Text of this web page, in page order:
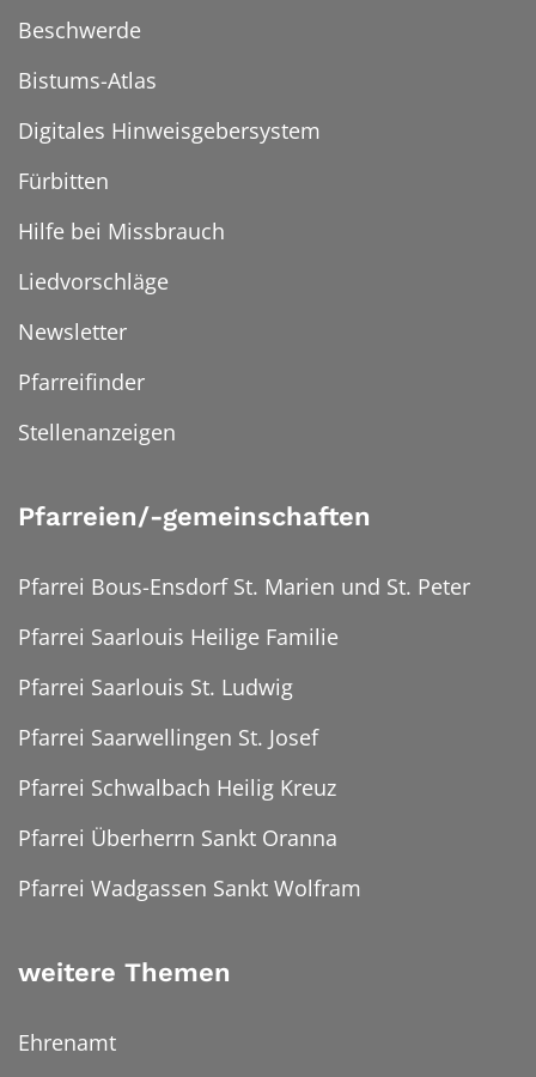
Beschwerde
Bistums-Atlas
Digitales Hinweisgebersystem
Fürbitten
Hilfe bei Missbrauch
Liedvorschläge
Newsletter
Pfarreifinder
Stellenanzeigen
Pfarreien/-gemeinschaften
Pfarrei Bous-Ensdorf St. Marien und St. Peter
Pfarrei Saarlouis Heilige Familie
Pfarrei Saarlouis St. Ludwig
Pfarrei Saarwellingen St. Josef
Pfarrei Schwalbach Heilig Kreuz
Pfarrei Überherrn Sankt Oranna
Pfarrei Wadgassen Sankt Wolfram
weitere Themen
Ehrenamt